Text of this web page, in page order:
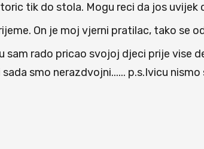
tik do stola. Mogu reci da jos uvijek
On je moj vjerni pratilac, tako se
rado pricao svojoj djeci prije vise
smo nerazdvojni...... p.s.Ivicu nismo